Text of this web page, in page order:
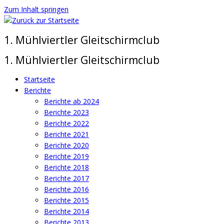
Zum Inhalt springen
1. Mühlviertler Gleitschirmclub
1. Mühlviertler Gleitschirmclub
Startseite
Berichte
Berichte ab 2024
Berichte 2023
Berichte 2022
Berichte 2021
Berichte 2020
Berichte 2019
Berichte 2018
Berichte 2017
Berichte 2016
Berichte 2015
Berichte 2014